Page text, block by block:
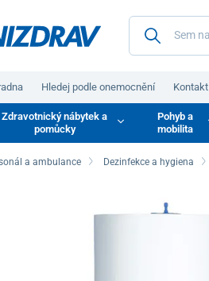
Hledej podle onemocnění Kontakt
Zdravotnický nábytek a
pomůcky
Pohyb a
mobilita
a ambulance Dezinfekce a hygiena